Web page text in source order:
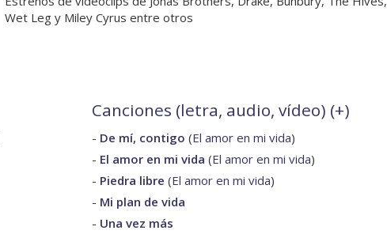
Wet Leg y Miley Cyrus entre otros
Canciones (letra, audio, vídeo) (+)
- De mí, contigo (El amor en mi vida)
- El amor en mi vida (El amor en mi vida)
- Piedra libre (El amor en mi vida)
- Mi plan de vida
- Una vez más